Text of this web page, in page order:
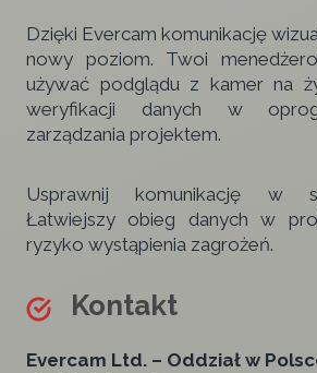
Dzięki Evercam komunikację
nowy poziom. Twoi
używać podglądu z kamer na
weryfikacji danych w
zarządzania projektem.
Usprawnij komunikację w
Łatwiejszy obieg danych w
ryzyko wystąpienia zagrożeń.
Kontakt
Evercam Ltd. – Oddział w